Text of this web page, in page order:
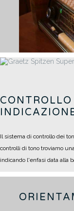
Il sistema di controllo dei
controlli di tono troviamo
indicando l'enfasi data alla